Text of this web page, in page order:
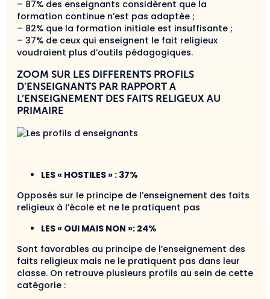
– 87% des enseignants considèrent que la
formation continue n’est pas adaptée ;
– 82% que la formation initiale est insuffisante ;
– 37% de ceux qui enseignent le fait religieux
voudraient plus d’outils pédagogiques.
ZOOM SUR LES DIFFERENTS PROFILS
D’ENSEIGNANTS PAR RAPPORT A
L’ENSEIGNEMENT DES FAITS RELIGEUX AU
PRIMAIRE
LES « HOSTILES » : 37%
Opposés sur le principe de l’enseignement des faits
religieux à l’école et ne le pratiquent pas
LES « OUI MAIS NON »: 24%
Sont favorables au principe de l’enseignement des
faits religieux mais ne le pratiquent pas dans leur
classe. On retrouve plusieurs profils au sein de cette
catégorie :